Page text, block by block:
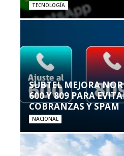
TECNOLOGÍA
SUBTEL MEJORA
600 Y 809 PARA
COBRANZAS Y SPAM
NACIONAL